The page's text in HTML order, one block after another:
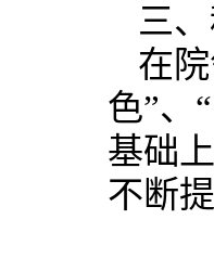
三
在
色”、
基础
不断